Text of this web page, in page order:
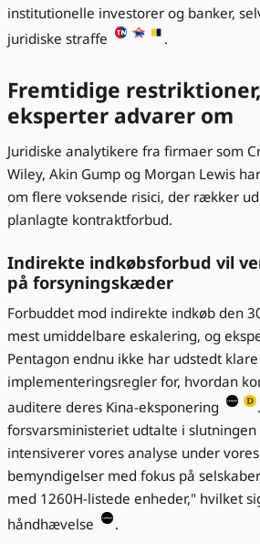
institutionelle investorer og banker,
juridiske straffe
.
Fremtidige
eksperter advarer om
Juridiske analytikere fra firmaer som
Wiley, Akin Gump og Morgan Lewis
om flere voksende risici, der rækker
planlagte kontraktforbud.
Indirekte indkøbsforbud vil
på forsyningskæder
Forbuddet mod indirekte indkøb den
mest umiddelbare eskalering, og
Pentagon endnu ikke har udstedt klare
implementeringsregler for, hvordan
auditere deres Kina-eksponering
forsvarsministeriet udtalte i slutningen
intensiverer vores analyse under
bemyndigelser med fokus på
med 1260H-listede enheder," hvilket
håndhævelse
.